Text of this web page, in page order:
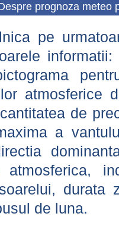
prognoza meteo
pe
atmosferice
de
a
atmosferica,
durata
de luna.